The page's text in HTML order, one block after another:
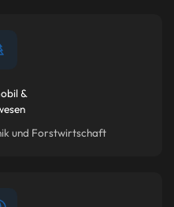
&
und Forstwirtschaft